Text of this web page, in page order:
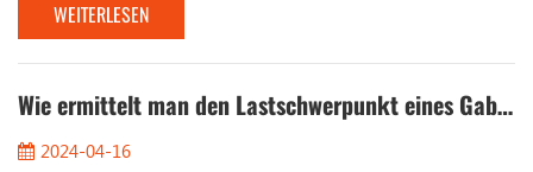
elektrische Gabelstapler. Sie verwenden Blei-Säure-Batterien
oder Lithiumbatterien, die effizienter und umweltfreundlicher
sind als herkömmliche Kraftstoffantriebs-Gabelstapler. Für das
Management ist die Sicherstellung, d...
WEITERLESEN
Wie ermittelt man den Lastschwerpunkt eines Gabelstaplers?
2024-04-16